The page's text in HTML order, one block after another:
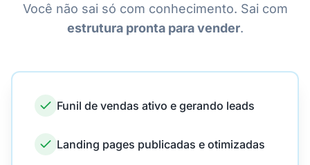
Você não sai só com conhecimento. Sai com
estrutura pronta para vender.
Funil de vendas ativo e gerando leads
Landing pages publicadas e otimizadas